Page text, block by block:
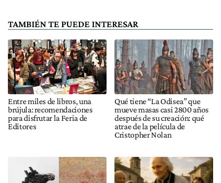
TAMBIÉN TE PUEDE INTERESAR
Entre miles de libros, una
brújula: recomendaciones
para disfrutar la Feria de
Editores
Qué tiene “La Odisea” que
mueve masas casi 2800 años
después de su creación: qué
atrae de la película de
Cristopher Nolan